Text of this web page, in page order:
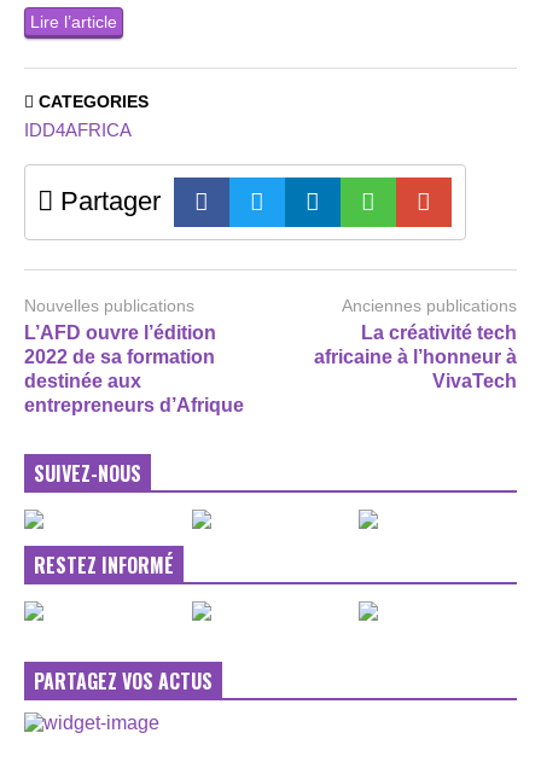
Lire l’article
CATEGORIES
IDD4AFRICA
Partager
Nouvelles publications
L’AFD ouvre l’édition
2022 de sa formation
destinée aux
entrepreneurs d’Afrique
Anciennes publications
La créativité tech
africaine à l’honneur à
VivaTech
SUIVEZ-NOUS
RESTEZ INFORMÉ
PARTAGEZ VOS ACTUS